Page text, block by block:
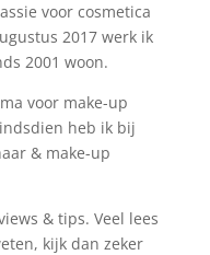
voor cosmetica
2017 werk ik
2001 woon.
voor make-up
heb ik bij
& make-up
& tips. Veel lees
kijk dan zeker